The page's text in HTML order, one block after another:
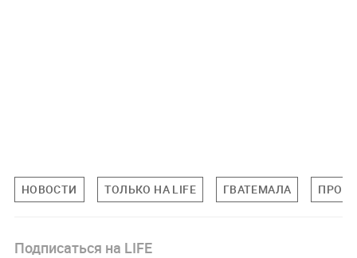
НОВОСТИ ТОЛЬКО НА LIFE ГВАТЕМАЛА
Подписаться на LIFE